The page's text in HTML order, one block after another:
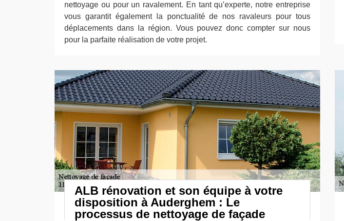
nettoyage ou pour un ravalement. En tant qu’experte, notre entreprise
vous garantit également la ponctualité de nos ravaleurs pour tous
déplacements dans la région. Vous pouvez donc compter sur nous
pour la parfaite réalisation de votre projet.
ALB rénovation et son équipe à votre
disposition à Auderghem : Le
processus de nettoyage de façade